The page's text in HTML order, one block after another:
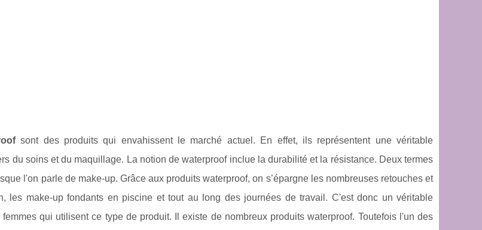
sont des produits qui envahissent le marché actuel. En effet, ils représentent une véritable
du soins et du maquillage. La notion de waterproof inclue la durabilité et la résistance. Deux termes
l'on parle de make-up. Grâce aux produits waterproof, on s’épargne les nombreuses retouches et
les make-up fondants en piscine et tout au long des journées de travail. C'est donc un véritable
qui utilisent ce type de produit. Il existe de nombreux produits waterproof. Toutefois l'un des